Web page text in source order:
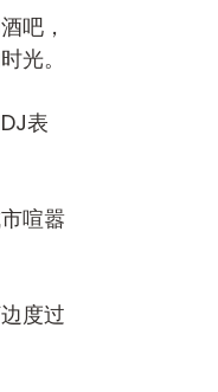
吧，
光。
表
喧嚣
度过